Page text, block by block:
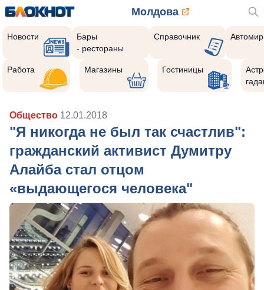
Молдова
Новости
Бары
- рестораны
Справочник Автомир
Работа Магазины Гостиницы
Общество 12.01.2018
"Я никогда не был так счастлив":
гражданский активист Думитру
Алайба стал отцом
«выдающегося человека"